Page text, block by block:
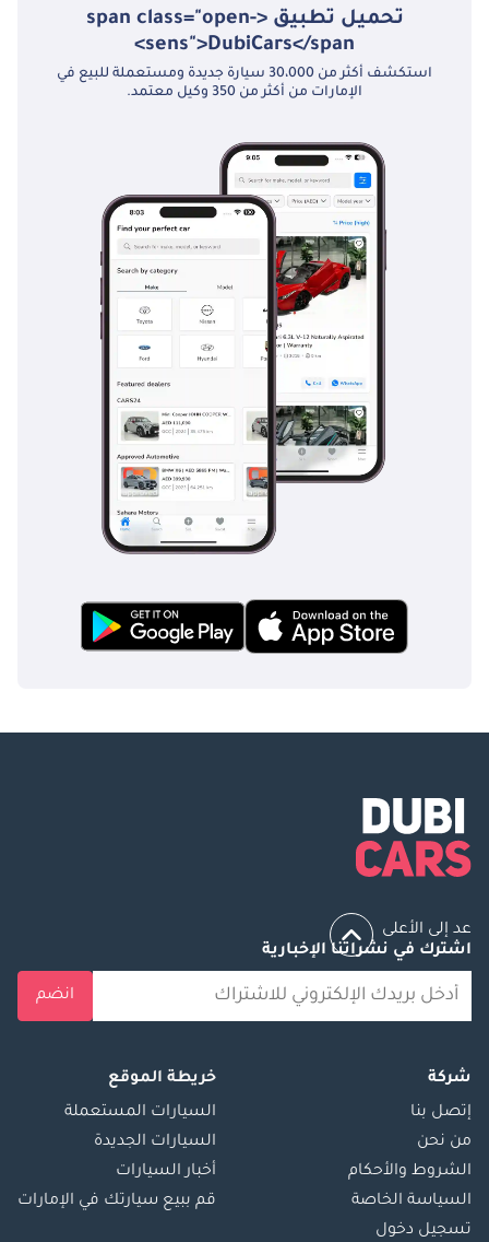
السوق الحالية."
تحميل تطبيق <span class="open-
sens">DubiCars</span>
استكشف أكثر من 30،000 سيارة جديدة ومستعملة للبيع في
الإمارات من أكثر من 350 وكيل معتمد.
عد إلى الأعلى
اشترك في نشراتنا الإخبارية
انضم
شركة
إتصل بنا
من نحن
الشروط والأحكام
السياسة الخاصة
تسجيل دخول
خريطة الموقع
السيارات المستعملة
السيارات الجديدة
أخبار السيارات
قم ببيع سيارتك في الإمارات